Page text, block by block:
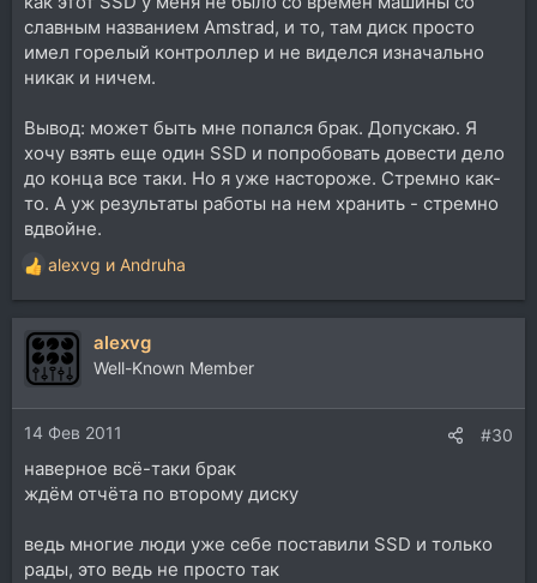
славным названием Amstrad, и то, там диск просто
имел горелый контроллер и не виделся изначально
никак и ничем.
Вывод: может быть мне попался брак. Допускаю. Я
хочу взять еще один SSD и попробовать довести дело
до конца все таки. Но я уже настороже. Стремно как-
то. А уж результаты работы на нем хранить - стремно
вдвойне.
Р
е
а
к
ц
и
и
:
alexvg и Andruha
alexvg
Well-Known Member
14 Фев 2011 #30
наверное всё-таки брак
ждём отчёта по второму диску
ведь многие люди уже себе поставили SSD и только
рады, это ведь не просто так